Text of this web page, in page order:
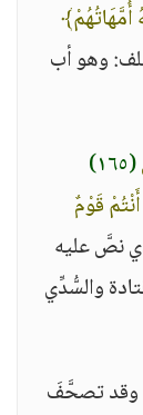
أُمَّهَاتُهُمْ﴾
وهو أب
(١٦٥)
قَوْمٌ
نصَّ عليه
والسُّدِّي
وقد تصحَّفَ